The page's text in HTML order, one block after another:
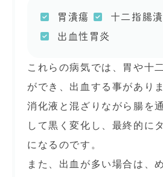
胃潰瘍 十二指腸
出血性胃炎
これらの病気では、胃や十
ができ、出血する事があり
消化液と混ざりながら腸を
して黒く変化し、最終的に
になるのです。
また、出血が多い場合は、